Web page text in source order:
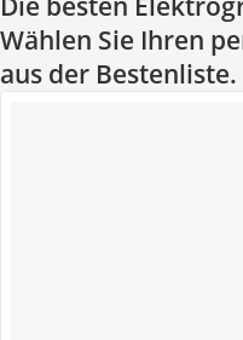
Wählen Sie Ihren
aus der Bestenliste.